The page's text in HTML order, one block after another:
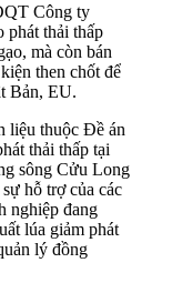
Công ty
phát thải thấp
mà còn bán
then chốt để
Bản, EU.
liệu thuộc Đề án
thải thấp tại
sông Cửu Long
hỗ trợ của các
nghiệp đang
lúa giảm phát
lý đồng